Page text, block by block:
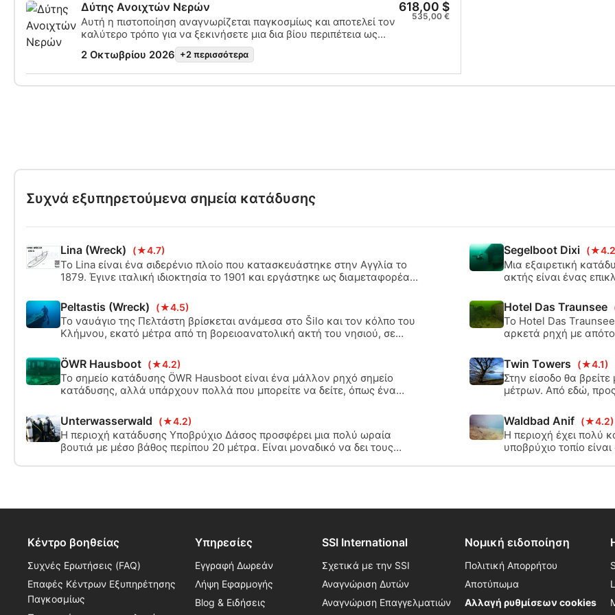
την πιστοποίηση SSI Open Water Diver.
Δύτης Ανοιχτών Νερών
Αυτή η πιστοποίηση αναγνωρίζεται παγκοσμίως και αποτελεί τον
καλύτερο τρόπο για να ξεκινήσετε μια δια βίου περιπέτεια ως
πιστοποιημένος δύτης. Ο συνδυασμός εξατομικευμένης
διδασκαλίας και πρακτικών εκπαιδευτικών συνεδριών σάς
διασφαλίζει ότι αποκτάτε τις δεξιότητες και την εμπειρία ενός
σίγουρου και ασφαλούς δύτη. Με την ολοκλήρωση, θα λάβετε
2 Οκτωβρίου 2026 +2 περισσότερα
618,00 $
535,00 €
Συχνά εξυπηρετούμενα σημεία κατάδυσης
Lina (Wreck) (★4.7)
Το Lina είναι ένα σιδερένιο πλοίο που κατασκευάστηκε στην Αγγλία το
1879. Έγινε ιταλική ιδιοκτησία το 1901 και εργάστηκε ως διαμεταφορέας
Κρες, όπου βυθίστηκε πολύ γρήγορα.
Segelboot Dixi
Μια εξαιρετική
ακτής είναι ένας
ταχύπλοου στα 22
γεμάτη αέρα.
Peltastis (Wreck) (★4.5)
Το ναυάγιο της Πελτάστη βρίσκεται ανάμεσα στο Šilo και τον κόλπο του
Κλήμνου, εκατό μέτρα από τη βορειοανατολική ακτή του νησιού, σε
Hotel Das Traunsee
Το Hotel Das Traunsee
αρκετά ρηχή με
VW στα 12μ.
προσγείωσης.
ÖWR Hausboot (★4.2)
Το σημείο κατάδυσης ÖWR Hausboot είναι ένα μάλλον ρηχό σημείο
κατάδυσης, αλλά υπάρχουν πολλά που μπορείτε να δείτε, όπως ένα
Twin Towers (★4.1)
Στην είσοδο θα
μέτρων. Από εδώ,
πύργους.
Unterwasserwald (★4.2)
Η περιοχή κατάδυσης Υποβρύχιο Δάσος προσφέρει μια πολύ ωραία
βουτιά με μέσο βάθος περίπου 20 μέτρα. Είναι μοναδικό να δει τους
Waldbad Anif (★4.2)
Η περιοχή έχει πολύ
υποβρύχιο τοπίο
Κέντρο βοηθείας
Συχνές Ερωτήσεις (FAQ)
Επαφές Κέντρων Εξυπηρέτησης
Παγκοσμίως
Υπηρεσίες
Εγγραφή Δωρεάν
Λήψη Εφαρμογής
Blog & Ειδήσεις
SSI International
Σχετικά με την SSI
Αναγνώριση Δυτών
Αναγνώριση Επαγγελματιών
Νομική ειδοποίηση
Πολιτική Απορρήτου
Αποτύπωμα
Αλλαγή ρυθμίσεων cookies